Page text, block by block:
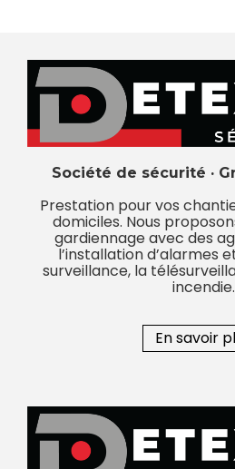
Société de sécurité ·
Prestation pour vos
domiciles. Nous
gardiennage avec des
l’installation d’alarmes
surveillance, la
incendie.
En savoir